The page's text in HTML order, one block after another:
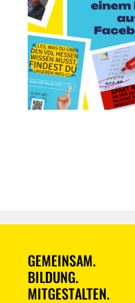
GEMEINSAM.
BILDUNG.
MITGESTALTEN.